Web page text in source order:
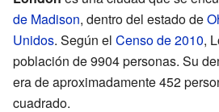
de Madison, dentro del estado de
Unidos. Según el Censo de 2010,
población de 9904 personas. Su
era de aproximadamente 452
cuadrado.